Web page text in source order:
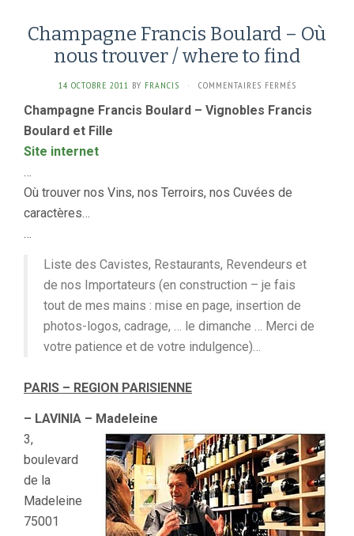
Champagne Francis Boulard – Où
nous trouver / where to find
14 OCTOBRE 2011 BY FRANCIS · COMMENTAIRES FERMÉSSUR
FRANCIS
Champagne Francis Boulard – Vignobles Francis
Boulard et Fille
Site internet
…
Où trouver nos Vins, nos Terroirs, nos Cuvées de
caractères…
…
Liste des Cavistes, Restaurants, Revendeurs et
de nos Importateurs (en construction – je fais
tout de mes mains : mise en page, insertion de
photos-logos, cadrage, … le dimanche … Merci de
votre patience et de votre indulgence)…
PARIS – REGION PARISIENNE
– LAVINIA – Madeleine
3,
boulevard
de la
Madeleine
75001